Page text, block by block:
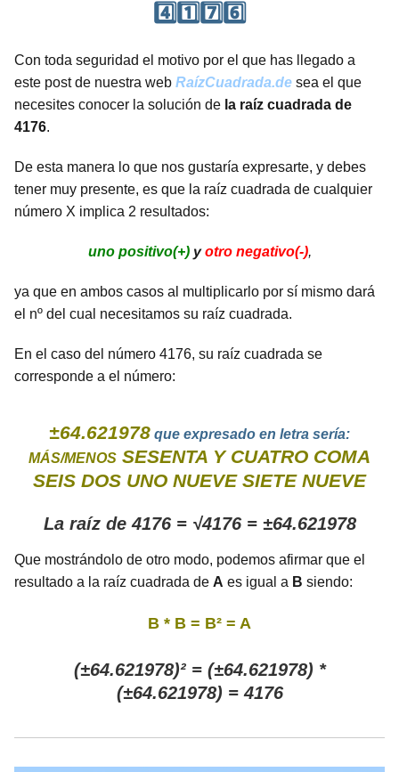
4️⃣1️⃣7️⃣6️⃣
Con toda seguridad el motivo por el que has llegado a
este post de nuestra web RaízCuadrada.de sea el que
necesites conocer la solución de la raíz cuadrada de
4176.
De esta manera lo que nos gustaría expresarte, y debes
tener muy presente, es que la raíz cuadrada de cualquier
número X implica 2 resultados:
uno positivo(+)yotro negativo(-),
ya que en ambos casos al multiplicarlo por sí mismo dará
el nº del cual necesitamos su raíz cuadrada.
En el caso del número 4176, su raíz cuadrada se
corresponde a el número:
±64.621978 que expresado en letra sería:
MÁS/MENOS SESENTA Y CUATRO COMA
SEIS DOS UNO NUEVE SIETE NUEVE
La raíz de 4176 = √4176 = ±64.621978
Que mostrándolo de otro modo, podemos afirmar que el
resultado a la raíz cuadrada de A es igual a B siendo:
B * B = B² = A
(±64.621978)² = (±64.621978) *
(±64.621978) = 4176